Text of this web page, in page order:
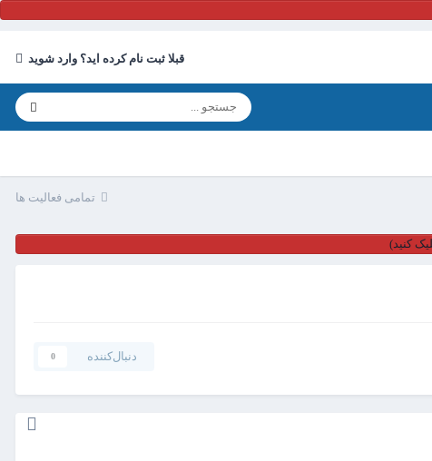
قبلا ثبت نام کرده اید؟ وارد شوید
تمامی فعالیت ها
کنید)
دنبال‌کننده 0